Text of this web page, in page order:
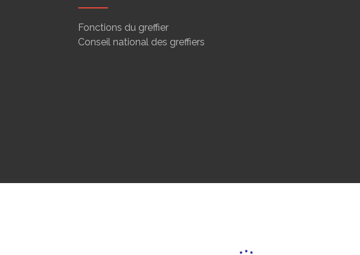
Fonctions du greffier
Conseil national des greffiers